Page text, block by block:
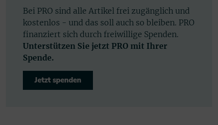
Bei PRO sind alle Artikel frei zugänglich und
kostenlos - und das soll auch so bleiben. PRO
finanziert sich durch freiwillige Spenden.
Unterstützen Sie jetzt PRO mit Ihrer
Spende.
Jetzt spenden